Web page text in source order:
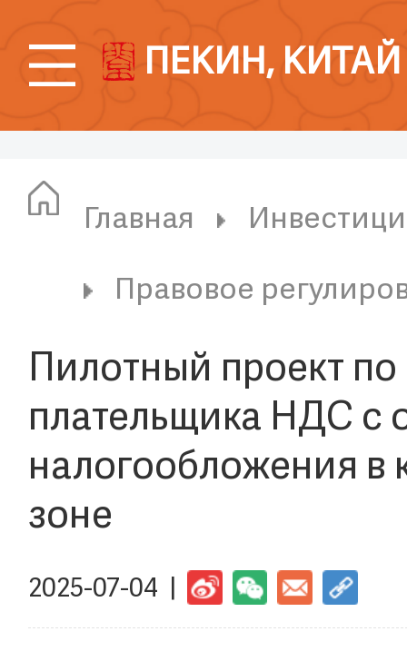
ПЕКИН, КИТАЙ
Главная
Правовое
Пилотный проект
плательщика НДС
налогообложения в
зоне
2025-07-04 |